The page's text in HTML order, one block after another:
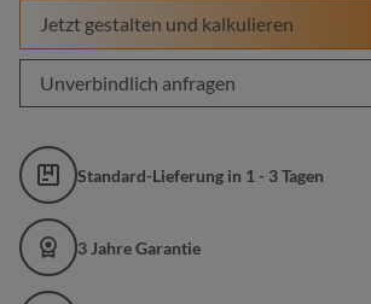
Jetzt gestalten und kalkulieren
Unverbindlich anfragen
Standard-Lieferung in 1 - 3 Tagen
3 Jahre Garantie